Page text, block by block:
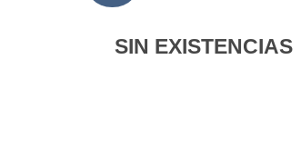
SIN EXISTENCIAS